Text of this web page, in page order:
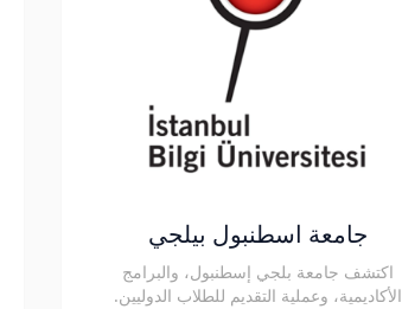
جامعة اسطنبول بيلجي
اكتشف جامعة بلجي إسطنبول، والبرامج
الأكاديمية، وعملية التقديم للطلاب الدوليين.